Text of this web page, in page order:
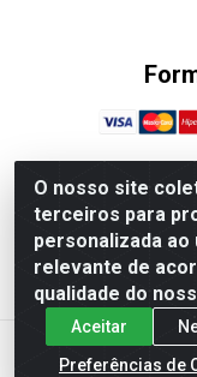
O nosso site
terceiros para
personalizada
relevante de
qualidade do
Aceitar
Preferências de
Jumbo Alimentos
161 - Santos